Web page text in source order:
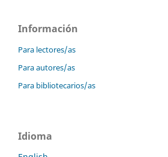
Información
Para lectores/as
Para autores/as
Para bibliotecarios/as
Idioma